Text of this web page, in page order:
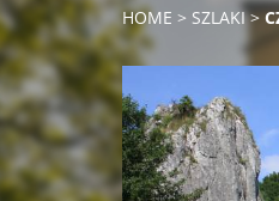
HOME > SZLAKI>